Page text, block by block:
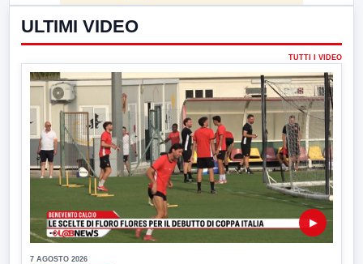
ULTIMI VIDEO
TUTTI I VIDEO
▶
7 AGOSTO 2026